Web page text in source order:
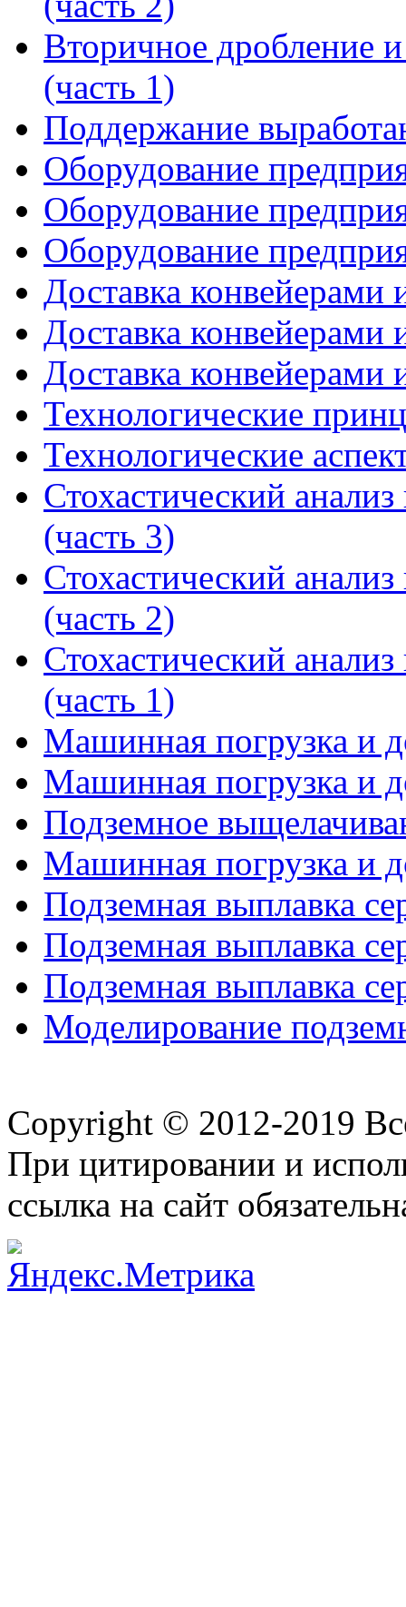
Вторичное дробление
(часть 1)
Поддержание
Оборудование
Оборудование
Оборудование
Доставка конвейерами
Доставка конвейерами
Доставка конвейерами
Технологические
Технологические
Стохастический
(часть 3)
Стохастический
(часть 2)
Стохастический
(часть 1)
Машинная погрузка и
Машинная погрузка и
Подземное
Машинная погрузка и
Подземная выплавка
Подземная выплавка
Подземная выплавка
Моделирование
Copyright © 2012-2019
При цитировании и
ссылка на сайт